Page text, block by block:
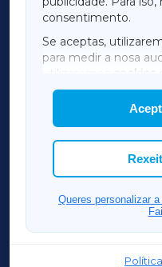
consentimento.
Se aceptas,
para medir a nosa
utilizaremos
cookies
mostrar publicidade
Así mesmo, podes
cookies que
Queres personalizar